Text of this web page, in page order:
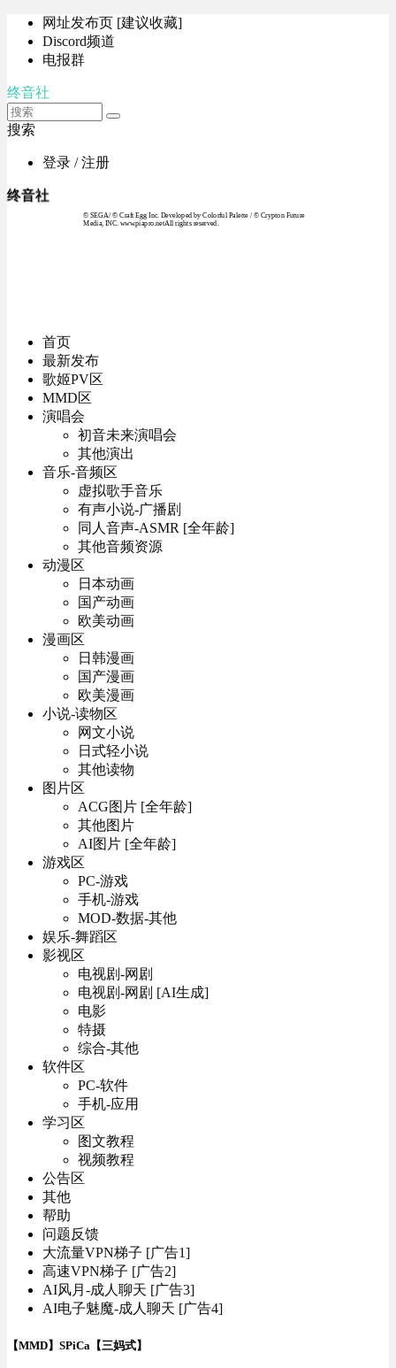
网址发布页 [建议收藏]
Discord频道
电报群
终音社
搜索
登录 / 注册
终音社
© SEGA / © Craft Egg Inc. Developed by Colorful Palette / © Crypton Future
Media, INC. www.piapro.netAll rights reserved.
首页
最新发布
歌姬PV区
MMD区
演唱会
初音未来演唱会
其他演出
音乐-音频区
虚拟歌手音乐
有声小说-广播剧
同人音声-ASMR [全年龄]
其他音频资源
动漫区
日本动画
国产动画
欧美动画
漫画区
日韩漫画
国产漫画
欧美漫画
小说-读物区
网文小说
日式轻小说
其他读物
图片区
ACG图片 [全年龄]
其他图片
AI图片 [全年龄]
游戏区
PC-游戏
手机-游戏
MOD-数据-其他
娱乐-舞蹈区
影视区
电视剧-网剧
电视剧-网剧 [AI生成]
电影
特摄
综合-其他
软件区
PC-软件
手机-应用
学习区
图文教程
视频教程
公告区
其他
帮助
问题反馈
大流量VPN梯子 [广告1]
高速VPN梯子 [广告2]
AI风月-成人聊天 [广告3]
AI电子魅魔-成人聊天 [广告4]
【MMD】SPiCa【三妈式】